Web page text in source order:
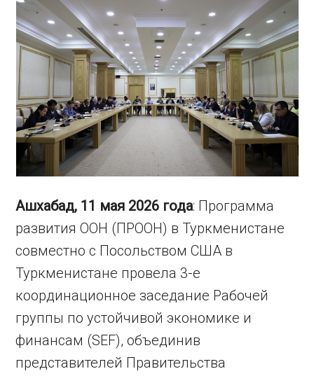
Ашхабад, 11 мая 2026 года: Программа
развития ООН (ПРООН) в Туркменистане
совместно с Посольством США в
Туркменистане провела 3-е
координационное заседание Рабочей
группы по устойчивой экономике и
финансам (SEF), объединив
представителей Правительства